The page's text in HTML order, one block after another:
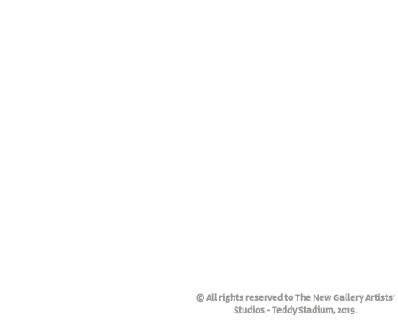
© All rights reserved to The New Gallery Artists'
Studios - Teddy Stadium, 2019.